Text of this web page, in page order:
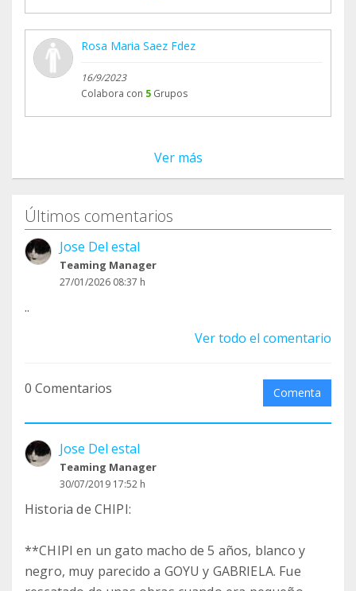
Rosa Maria Saez Fdez
16/9/2023
Colabora con 5 Grupos
Ver más
Últimos comentarios
Jose Del estal
Teaming Manager
27/01/2026 08:37 h
..
Ver todo el comentario
0 Comentarios Comenta
Jose Del estal
Teaming Manager
30/07/2019 17:52 h
Historia de CHIPI:
**CHIPI en un gato macho de 5 años, blanco y
negro, muy parecido a GOYU y GABRIELA. Fue